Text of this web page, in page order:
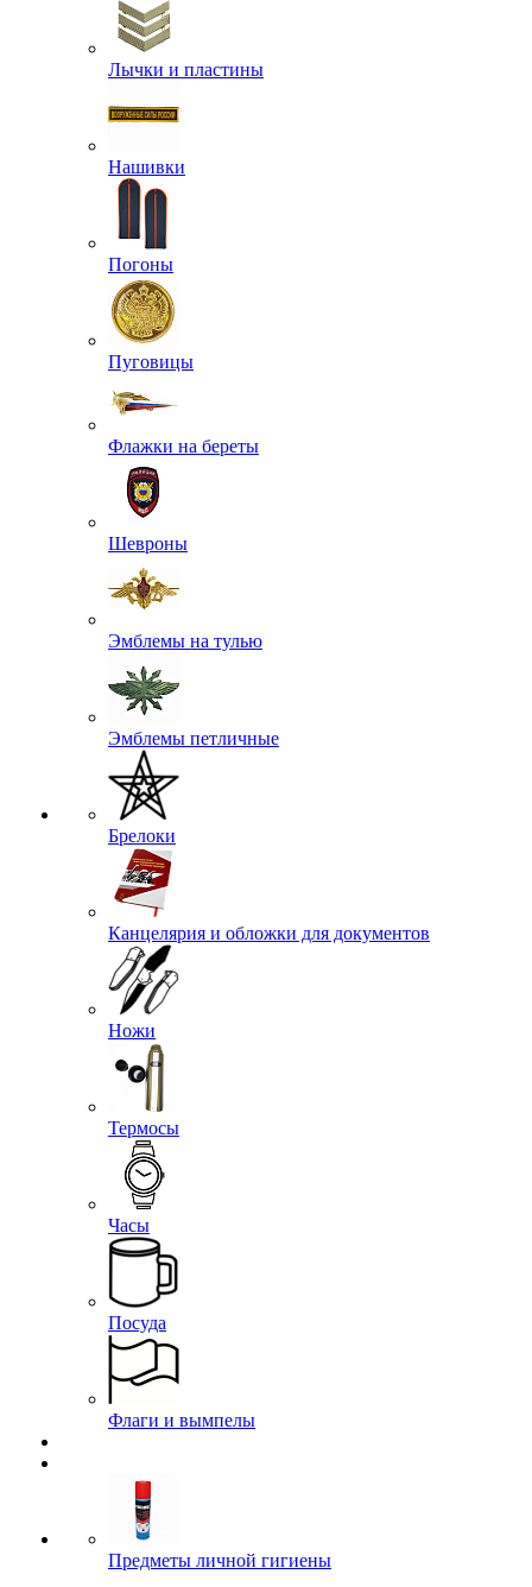
Лычки и пластины
Нашивки
Погоны
Пуговицы
Флажки на береты
Шевроны
Эмблемы на тулью
Эмблемы петличные
Брелоки
Канцелярия и обложки для документов
Ножи
Термосы
Часы
Посуда
Флаги и вымпелы
Предметы личной гигиены